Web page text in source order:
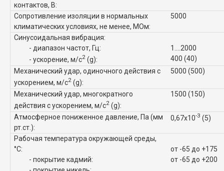
контактов, В:
Сопротивление изоляции в нормальных
климатических условиях, не менее, МОм:
5000
Синусоидальная вибрация:
- диапазон частот, Гц:
- ускорение, м/с2 (g):
1....2000
400 (40)
Механический удар, одиночного действия с
ускорением, м/с2 (g):
5000 (500)
Механический удар, многократного
действия с ускорением, м/с2 (g):
1500 (150)
Атмосферное пониженное давление, Па (мм
рт.ст.):
0,67x10-3 (5)
Рабочая температура окружающей среды,
°C:
- покрытие кадмий:
от -65 до +175
от -65 до +200